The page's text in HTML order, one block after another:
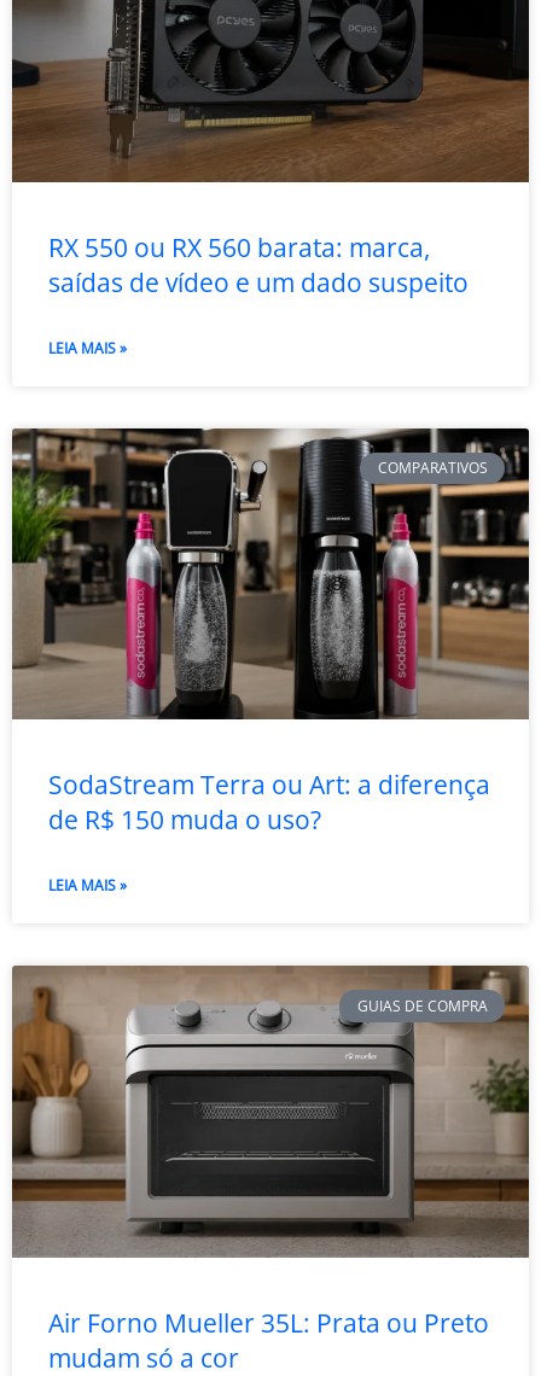
RX 550 ou RX 560 barata: marca,
saídas de vídeo e um dado suspeito
LEIA MAIS »
COMPARATIVOS
SodaStream Terra ou Art: a diferença
de R$ 150 muda o uso?
LEIA MAIS »
GUIAS DE COMPRA
Air Forno Mueller 35L: Prata ou Preto
mudam só a cor